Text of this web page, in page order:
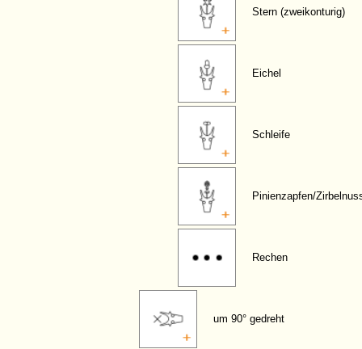
Stern (zweikonturig)
Eichel
Schleife
Pinienzapfen/
Rechen
um 90° gedreht